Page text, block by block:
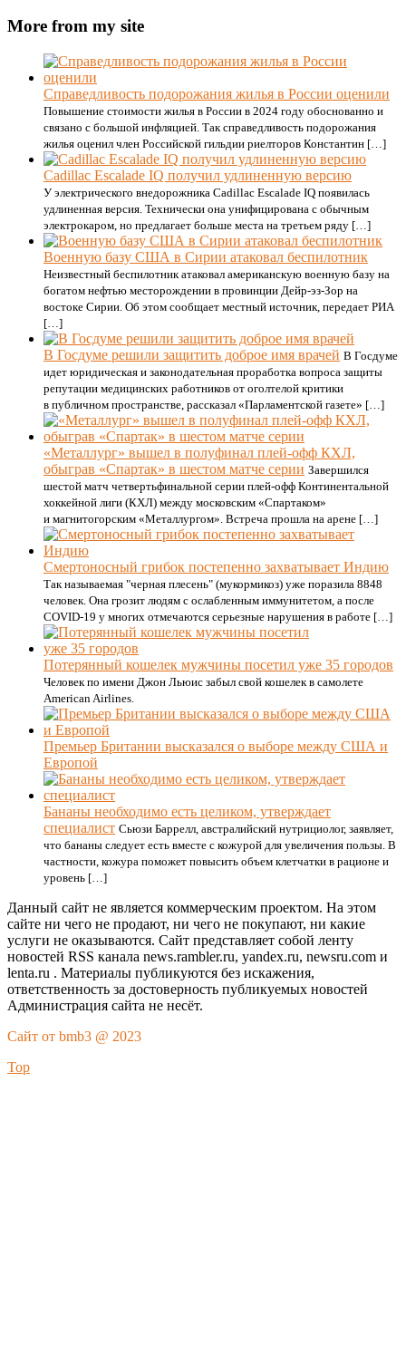
More from my site
Справедливость подорожания жилья в России оценили
Повышение стоимости жилья в России в 2024 году обоснованно и
связано с большой инфляцией. Так справедливость подорожания
жилья оценил член Российской гильдии риелторов Константин […]
Cadillac Escalade IQ получил удлиненную версию
У электрического внедорожника Cadillac Escalade IQ появилась
удлиненная версия. Технически она унифицирована с обычным
электрокаром, но предлагает больше места на третьем ряду […]
Военную базу США в Сирии атаковал беспилотник
Неизвестный беспилотник атаковал американскую военную базу на
богатом нефтью месторождении в провинции Дейр-эз-Зор на
востоке Сирии. Об этом сообщает местный источник, передает РИА
[…]
В Госдуме решили защитить доброе имя врачей В Госдуме
идет юридическая и законодательная проработка вопроса защиты
репутации медицинских работников от оголтелой критики
в публичном пространстве, рассказал «Парламентской газете» […]
«Металлург» вышел в полуфинал плей-офф КХЛ,
обыграв «Спартак» в шестом матче серии Завершился
шестой матч четвертьфинальной серии плей-офф Континентальной
хоккейной лиги (КХЛ) между московским «Спартаком»
и магнитогорским «Металлургом». Встреча прошла на арене […]
Смертоносный грибок постепенно захватывает Индию
Так называемая "черная плесень" (мукормикоз) уже поразила 8848
человек. Она грозит людям с ослабленным иммунитетом, а после
COVID-19 у многих отмечаются серьезные нарушения в работе […]
Потерянный кошелек мужчины посетил уже 35 городов
Человек по имени Джон Льюис забыл свой кошелек в самолете
American Airlines.
Премьер Британии высказался о выборе между США и
Европой
Бананы необходимо есть целиком, утверждает
специалист Сьюзи Баррелл, австралийский нутрициолог, заявляет,
что бананы следует есть вместе с кожурой для увеличения пользы. В
частности, кожура поможет повысить объем клетчатки в рационе и
уровень […]
Данный сайт не является коммерческим проектом. На этом
сайте ни чего не продают, ни чего не покупают, ни какие
услуги не оказываются. Сайт представляет собой ленту
новостей RSS канала news.rambler.ru, yandex.ru, newsru.com и
lenta.ru . Материалы публикуются без искажения,
ответственность за достоверность публикуемых новостей
Администрация сайта не несёт.
Сайт от bmb3 @ 2023
Top